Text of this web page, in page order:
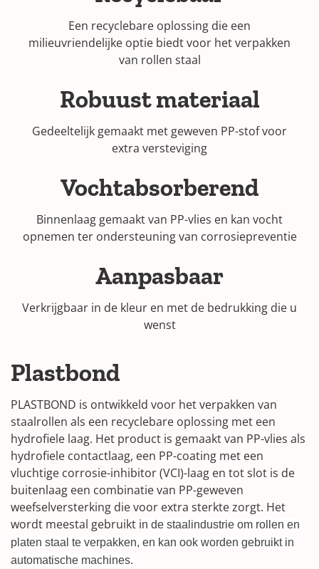
Een recyclebare oplossing die een
milieuvriendelijke optie biedt voor het verpakken
van rollen staal
Robuust materiaal
Gedeeltelijk gemaakt met geweven PP-stof voor
extra versteviging
Vochtabsorberend
Binnenlaag gemaakt van PP-vlies en kan vocht
opnemen ter ondersteuning van corrosiepreventie
Aanpasbaar
Verkrijgbaar in de kleur en met de bedrukking die u
wenst
Plastbond
PLASTBOND is ontwikkeld voor het verpakken van
staalrollen als een recyclebare oplossing met een
hydrofiele laag. Het product is gemaakt van PP-vlies als
hydrofiele contactlaag, een PP-coating met een
vluchtige corrosie-inhibitor (VCI)-laag en tot slot is de
buitenlaag een combinatie van PP-geweven
weefselversterking die voor extra sterkte zorgt. Het
wordt meestal gebruikt in de staalindustrie om rollen en
platen staal te verpakken, en kan ook worden gebruikt in
automatische machines.